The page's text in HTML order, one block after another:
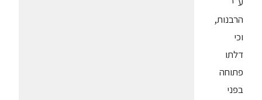
הרבנות,
וכי
דלתו
פתוחה
בפני